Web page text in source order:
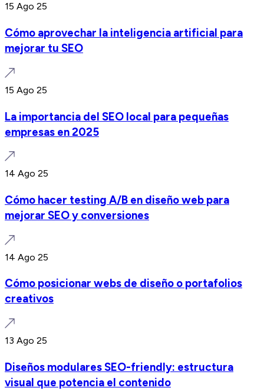
15 Ago 25
Cómo aprovechar la inteligencia artificial para
mejorar tu SEO
15 Ago 25
La importancia del SEO local para pequeñas
empresas en 2025
14 Ago 25
Cómo hacer testing A/B en diseño web para
mejorar SEO y conversiones
14 Ago 25
Cómo posicionar webs de diseño o portafolios
creativos
13 Ago 25
Diseños modulares SEO-friendly: estructura
visual que potencia el contenido